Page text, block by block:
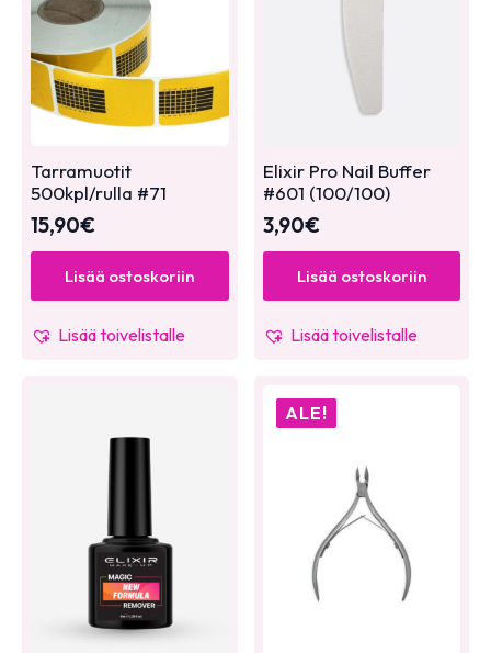
Tarramuotit
500kpl/rulla #71
15,90€
Lisää ostoskoriin
Lisää toivelistalle
Elixir Pro Nail Buffer
#601 (100/100)
3,90€
Lisää ostoskoriin
Lisää toivelistalle
ALE!